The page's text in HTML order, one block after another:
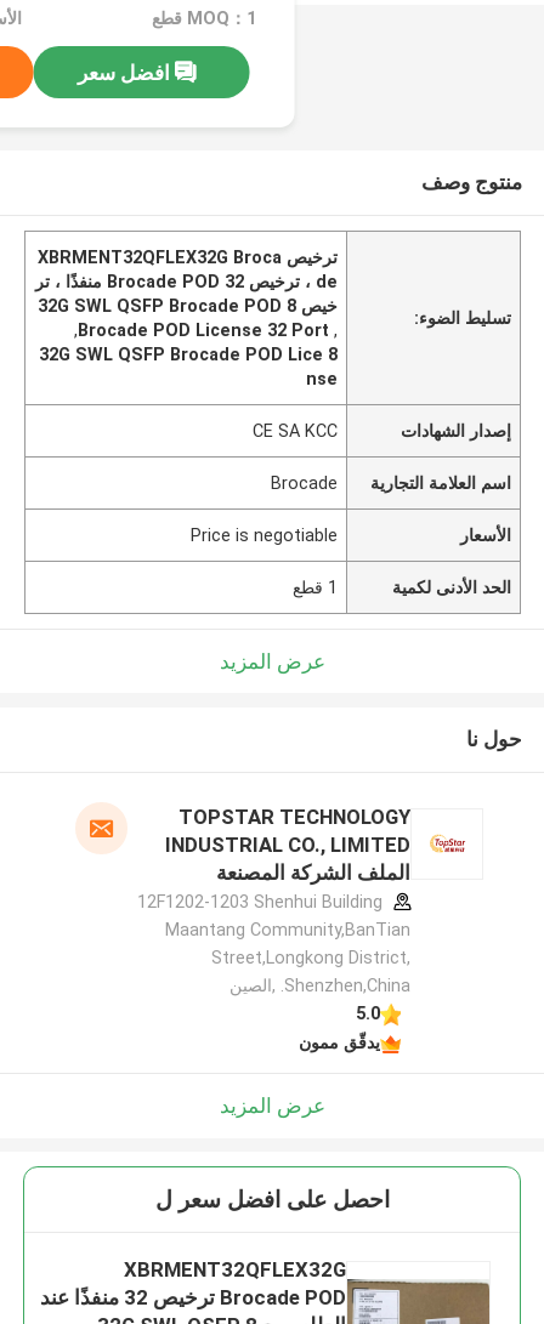
MOQ：1 قطع
افضل سعر
منتوج وصف
تسليط الضوء:
ترخيص XBRMENT32QFLEX32G Broca
de ، ترخيص Brocade POD 32 منفذًا ، تر
خيص 8 32G SWL QSFP Brocade POD
,
Brocade POD License 32 Port
,
8 32G SWL QSFP Brocade POD Lice
nse
إصدار الشهادات CE SA KCC
اسم العلامة التجارية Brocade
الأسعار Price is negotiable
الحد الأدنى لكمية 1 قطع
عرض المزيد
حول نا
TOPSTAR TECHNOLOGY
INDUSTRIAL CO., LIMITED
الملف الشركة المصنعة
12F1202-1203 Shenhui Building
Maantang Community,BanTian
Street,Longkong District,
Shenzhen,China. ,الصين
5.0
يدقّق ممون
عرض المزيد
احصل على افضل سعر ل
XBRMENT32QFLEX32G
Brocade POD ترخيص 32 منفذًا عند